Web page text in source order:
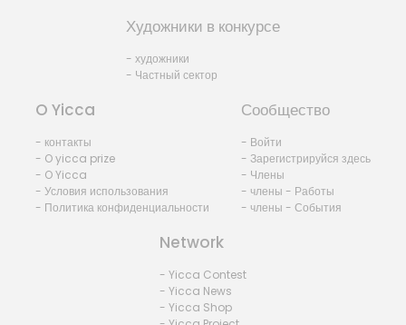
Художники в конкурсе
- художники
- Частный сектор
O Yicca
- контакты
- O yicca prize
- O Yicca
- Условия использования
- Политика конфиденциальности
Сообщество
- Войти
- Зарегистрируйся здесь
- Члены
- члены - Работы
- члены - События
Network
- Yicca Contest
- Yicca News
- Yicca Shop